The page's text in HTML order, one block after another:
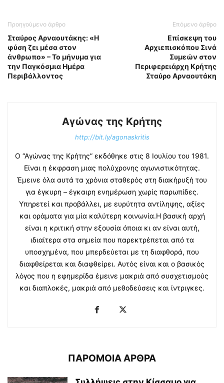
Προηγούμενο άρθρο
Σταύρος Αρναουτάκης: «Η
φύση ζει μέσα στον
άνθρωπο» – Το μήνυμα για
την Παγκόσμια Ημέρα
Περιβάλλοντος
Επόμενο άρθρο
Επίσκεψη του
Αρχιεπισκόπου Σινά
Συμεών στον
Περιφερειάρχη Κρήτης
Σταύρο Αρναουτάκη
Αγώνας της Κρήτης
http://bit.ly/agonaskritis
Ο “Αγώνας της Κρήτης” εκδόθηκε στις 8 Ιουλίου του 1981.
Είναι η έκφραση μιας πολύχρονης αγωνιστικότητας.
Έμεινε όλα αυτά τα χρόνια σταθερός στη διακήρυξή του
για έγκυρη – έγκαιρη ενημέρωση χωρίς παρωπίδες.
Υπηρετεί και προβάλλει, με ευρύτητα αντίληψης, αξίες
και οράματα για μία καλύτερη κοινωνία.Η βασική αρχή
είναι η κριτική στην εξουσία όποια κι αν είναι αυτή,
ιδιαίτερα στα σημεία που παρεκτρέπεται από τα
υποσχημένα, που μπερδεύεται με τη διαφθορά, που
διαφθείρεται και διαφθείρει. Αυτός είναι και ο βασικός
λόγος που η εφημερίδα έμεινε μακριά από συσχετισμούς
και διαπλοκές, μακριά από μεθοδεύσεις και ίντριγκες.
ΠΑΡΟΜΟΙΑ ΑΡΘΡΑ